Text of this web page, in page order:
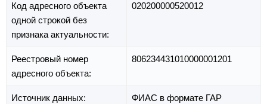
Код адресного объекта
одной строкой без
признака актуальности:
020200000520012
Реестровый номер
адресного объекта:
806234431010000001201
Источник данных: ФИАС в формате ГАР